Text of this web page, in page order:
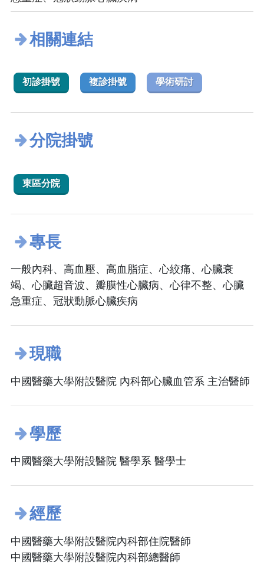
相關連結
初診掛號 複診掛號 學術研討
分院掛號
東區分院
專長
一般內科、高血壓、高血脂症、心絞痛、心臟衰
竭、心臟超音波、瓣膜性心臟病、心律不整、心臟
急重症、冠狀動脈心臟疾病
現職
中國醫藥大學附設醫院 內科部心臟血管系 主治醫師
學歷
中國醫藥大學附設醫院 醫學系 醫學士
經歷
中國醫藥大學附設醫院內科部住院醫師
中國醫藥大學附設醫院內科部總醫師